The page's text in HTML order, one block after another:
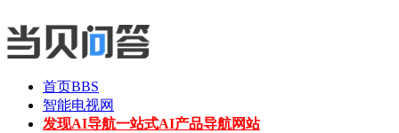
首页BBS
智能电视网
发现AI导航一站式AI产品导航网站